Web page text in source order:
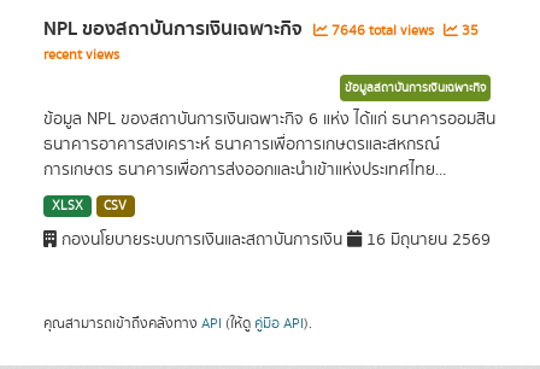
NPL ของสถาบันการเงินเฉพาะกิจ 7646 total views
35
recent views
ข้อมูลสถาบันการเงินเฉพาะกิจ
ข้อมูล NPL ของสถาบันการเงินเฉพาะกิจ 6 แห่ง ได้แก่ ธนาคารออมสิน
ธนาคารอาคารสงเคราะห์ ธนาคารเพื่อการเกษตรและสหกรณ์
การเกษตร ธนาคารเพื่อการส่งออกและนำเข้าแห่งประเทศไทย...
XLSX CSV
กองนโยบายระบบการเงินและสถาบันการเงิน 16 มิถุนายน 2569
คุณสามารถเข้าถึงคลังทาง API (ให้ดู คู่มือ API).